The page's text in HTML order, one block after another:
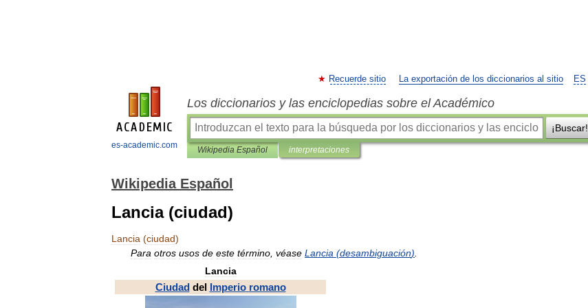
es-academic.com
ES
Recuerde sitio La exportación de los diccionarios al sitio
Los diccionarios y las enciclopedias sobre el Académico
¡Buscar!
Wikipedia Español interpretaciones
Wikipedia Español
Lancia (ciudad)
Lancia (ciudad)
Para otros usos de este término véase Lancia (desambiguación)
Lancia
Ciudad del Imperio romano